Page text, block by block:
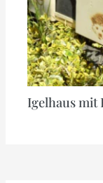
Igelhaus mit